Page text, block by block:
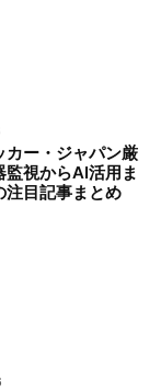
カー・ジャパン厳
監視からAI活用ま
注目記事まとめ